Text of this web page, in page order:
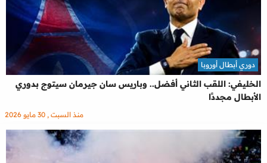
الخليفي: اللقب الثاني أفضل.. وباريس سان جيرمان سيتوج بدوري
الأبطال مجددًا
دوري أبطال أوروبا
منذ السبت , 30 مايو 2026